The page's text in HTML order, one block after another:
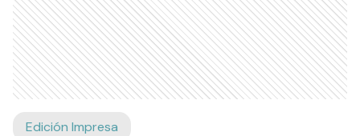
Edición Impresa